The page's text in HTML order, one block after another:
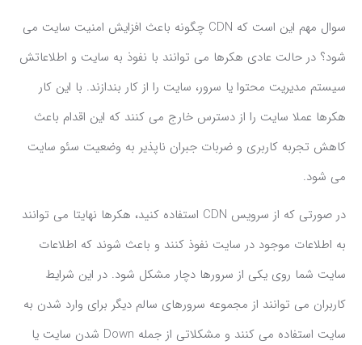
سوال مهم این است که CDN چگونه باعث افزایش امنیت سایت می
شود؟ در حالت عادی هکرها می توانند با نفوذ به سایت و اطلاعاتش
سیستم مدیریت محتوا یا سرور، سایت را از کار بندازند. با این کار
هکرها عملا سایت را از دسترس خارج می کنند که این اقدام باعث
کاهش تجربه کاربری و ضربات جبران ناپذیر به وضعیت سئو سایت
می شود.
در صورتی که از سرویس CDN استفاده کنید، هکرها نهایتا می توانند
به اطلاعات موجود در سایت نفوذ کنند و باعث شوند که اطلاعات
سایت شما روی یکی از سرورها دچار مشکل شود. در این شرایط
کاربران می توانند از مجموعه سرورهای سالم دیگر برای وارد شدن به
سایت استفاده می کنند و مشکلاتی از جمله Down شدن سایت یا